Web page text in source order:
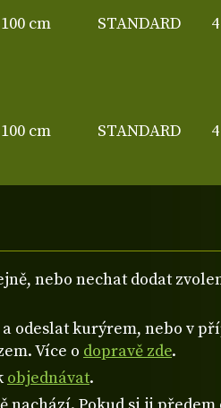
cm STANDARD
cm STANDARD
nebo nechat dodat
odeslat kurýrem, nebo v
Více o dopravě zde.
objednávat.